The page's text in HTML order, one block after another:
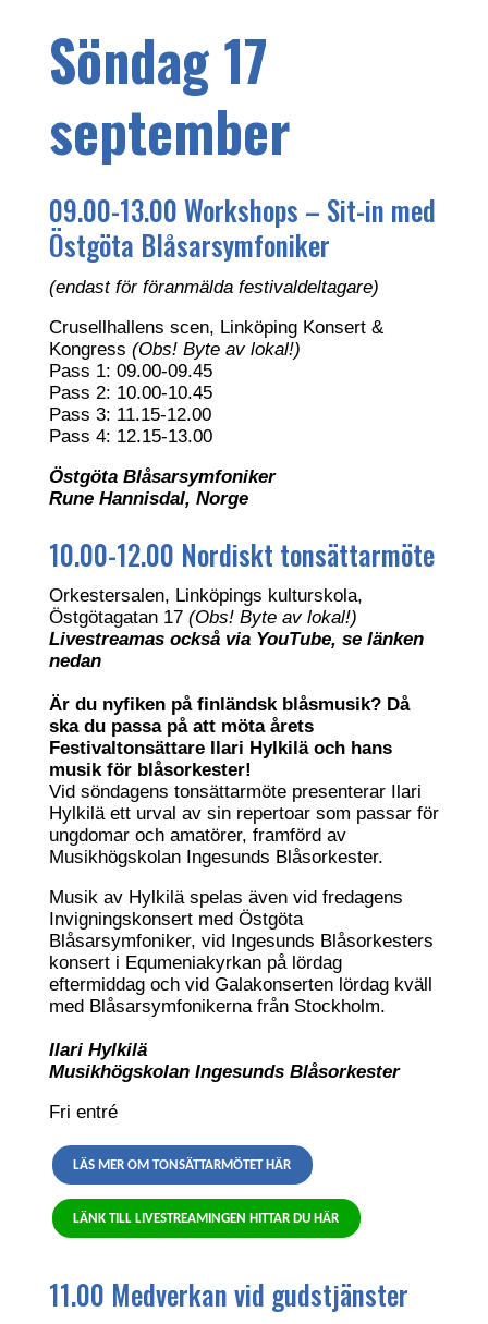
Söndag 17
september
09.00-13.00 Workshops – Sit-in med
Östgöta Blåsarsymfoniker
(endast för föranmälda festivaldeltagare)
Crusellhallens scen, Linköping Konsert &
Kongress (Obs! Byte av lokal!)
Pass 1: 09.00-09.45
Pass 2: 10.00-10.45
Pass 3: 11.15-12.00
Pass 4: 12.15-13.00
Östgöta Blåsarsymfoniker
Rune Hannisdal, Norge
10.00-12.00 Nordiskt tonsättarmöte
Orkestersalen, Linköpings kulturskola,
Östgötagatan 17 (Obs! Byte av lokal!)
Livestreamas också via YouTube, se länken
nedan
Är du nyfiken på finländsk blåsmusik? Då
ska du passa på att möta årets
Festivaltonsättare Ilari Hylkilä och hans
musik för blåsorkester!
Vid söndagens tonsättarmöte presenterar Ilari
Hylkilä ett urval av sin repertoar som passar för
ungdomar och amatörer, framförd av
Musikhögskolan Ingesunds Blåsorkester.
Musik av Hylkilä spelas även vid fredagens
Invigningskonsert med Östgöta
Blåsarsymfoniker, vid Ingesunds Blåsorkesters
konsert i Equmeniakyrkan på lördag
eftermiddag och vid Galakonserten lördag kväll
med Blåsarsymfonikerna från Stockholm.
Ilari Hylkilä
Musikhögskolan Ingesunds Blåsorkester
Fri entré
LÄS MER OM TONSÄTTARMÖTET HÄR
LÄNK TILL LIVESTREAMINGEN HITTAR DU HÄR
11.00 Medverkan vid gudstjänster